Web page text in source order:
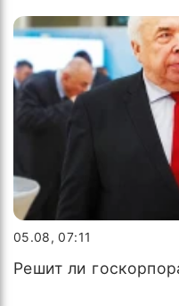
05.08, 07:11
Решит ли